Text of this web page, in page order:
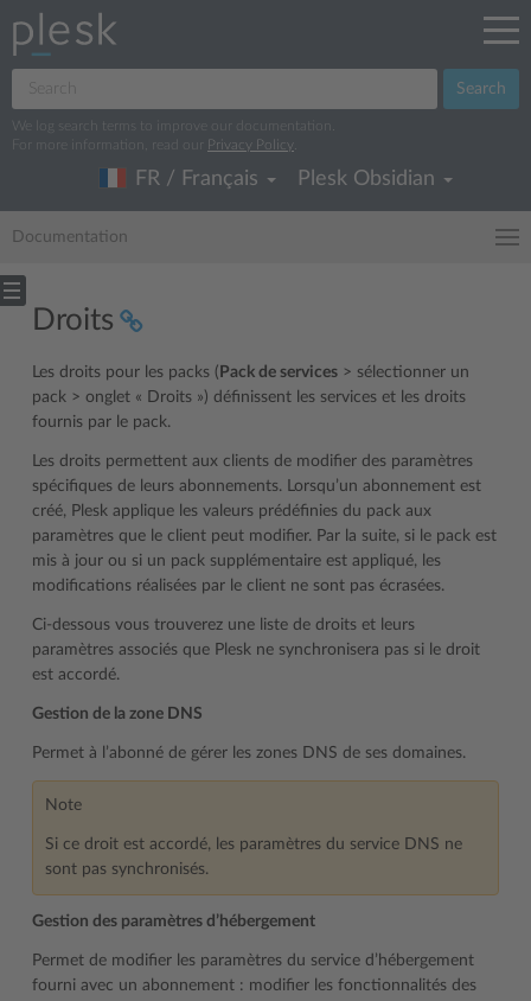
Search
We log search terms to improve our documentation.
For more information, read our
Privacy Policy
FR / Français Plesk Obsidian
Documentation
Droits
Les droits pour les packs ( Pack de services > sélectionner un
pack > onglet « Droits ») définissent les services et les droits
fournis par le pack.
Les droits permettent aux clients de modifier des paramètres
spécifiques de leurs abonnements. Lorsqu’un abonnement est
créé, Plesk applique les valeurs prédéfinies du pack aux
paramètres que le client peut modifier. Par la suite, si le pack est
mis à jour ou si un pack supplémentaire est appliqué, les
modifications réalisées par le client ne sont pas écrasées.
Ci-dessous vous trouverez une liste de droits et leurs
paramètres associés que Plesk ne synchronisera pas si le droit
est accordé.
Gestion de la zone DNS
Permet à l’abonné de gérer les zones DNS de ses domaines.
Note
Si ce droit est accordé, les paramètres du service DNS ne
sont pas synchronisés.
Gestion des paramètres d’hébergement
Permet de modifier les paramètres du service d’hébergement
fourni avec un abonnement : modifier les fonctionnalités des